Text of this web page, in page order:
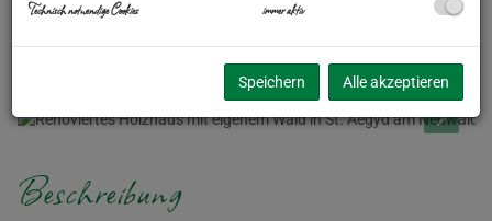
Beschreibung
Technisch notwendige Cookies immer aktiv
Speichern Alle akzeptieren